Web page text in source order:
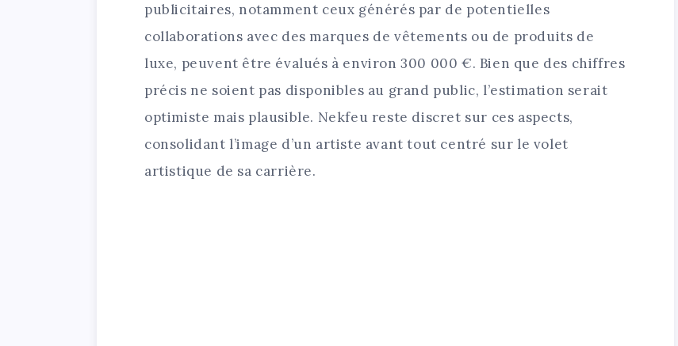
publicitaires, notamment ceux générés par de potentielles
collaborations avec des marques de vêtements ou de produits de
luxe, peuvent être évalués à environ 300 000 €. Bien que des chiffres
précis ne soient pas disponibles au grand public, l’estimation serait
optimiste mais plausible. Nekfeu reste discret sur ces aspects,
consolidant l’image d’un artiste avant tout centré sur le volet
artistique de sa carrière.